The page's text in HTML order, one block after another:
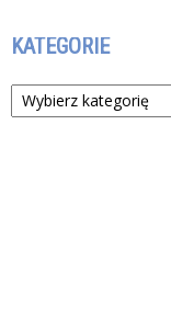
KATEGORIE
Kategorie